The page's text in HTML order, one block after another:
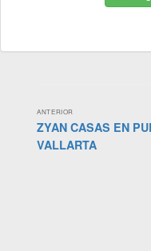
Navegación
de
ANTERIOR
Más
antiguo:
ZYAN CASAS EN
VALLARTA